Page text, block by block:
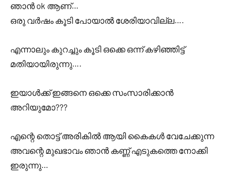
ഞാൻ ok ആണ്…
ഒരു വർഷം കൂടി പോയാൽ ശേരിയാവില്ല….
എന്നാലും കുറച്ചും കൂടി ഒക്കെ ഒന്ന് കഴിഞ്ഞിട്ട്
മതിയായിരുന്നു….
ഇയാൾക്ക് ഇങ്ങനെ ഒക്കെ സംസാരിക്കാൻ
അറിയുമോ???
എന്റെ തൊട്ട് അരികിൽ ആയി കൈകൾ വേചേക്കുന്ന
അവന്റെ മുഖഭാവം ഞാൻ കണ്ണ് എടുകത്തെ നോക്കി
ഇരുന്നു…